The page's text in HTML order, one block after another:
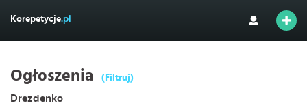
Korepetycje.pl
Ogłoszenia (Filtruj)
Drezdenko